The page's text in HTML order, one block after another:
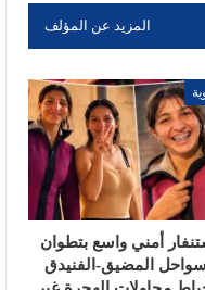
المزيد عن المؤلف
أمني واسع بتطوان
المضيق-الفنيدق